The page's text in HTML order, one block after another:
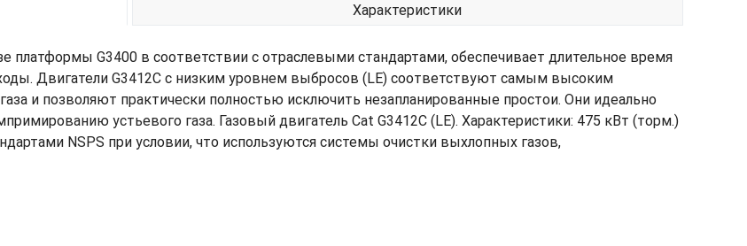
Характеристики
платформы G3400 в соответствии с отраслевыми стандартами, обеспечивает длительное время
Двигатели G3412C с низким уровнем выбросов (LE) соответствуют самым высоким
и позволяют практически полностью исключить незапланированные простои. Они идеально
устьевого газа. Газовый двигатель Cat G3412C (LE). Характеристики: 475 кВт (торм.)
NSPS при условии, что используются системы очистки выхлопных газов,